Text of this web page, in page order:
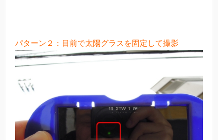
パターン２：目前で太陽グラスを固定して撮影